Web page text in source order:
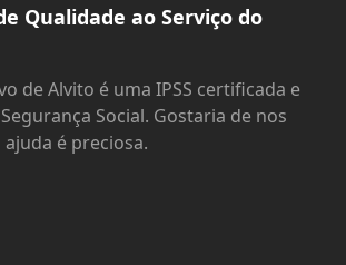
Qualidade ao Serviço do
de Alvito é uma IPSS certificada e
Social. Gostaria de nos
ajuda é preciosa.